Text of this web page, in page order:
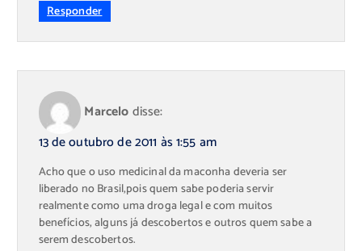
Responder
Marcelodisse:
13 de outubro de 2011 às 1:55 am
Acho que o uso medicinal da maconha deveria ser
liberado no Brasil,pois quem sabe poderia servir
realmente como uma droga legal e com muitos
benefícios, alguns já descobertos e outros quem sabe a
serem descobertos.